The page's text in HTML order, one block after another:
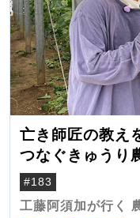
亡き師匠の教え
つなぐきゅうり
#183
工藤阿須加が行く